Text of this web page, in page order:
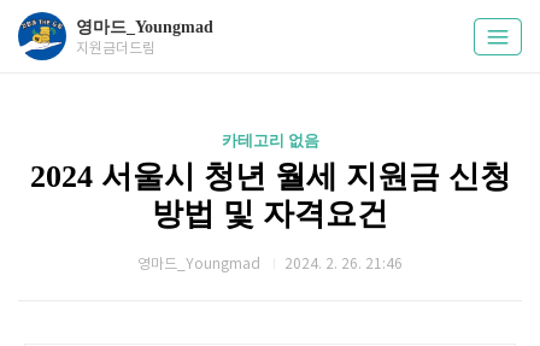
영마드_Youngmad
지원금더드림
카테고리 없음
2024 서울시 청년 월세 지원금 신청
방법 및 자격요건
영마드_Youngmad 2024. 2. 26. 21:46